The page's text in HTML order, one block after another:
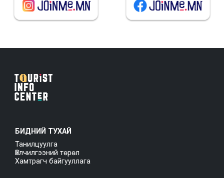
БИДНИЙ ТУХАЙ
Танилцуулга
Үйлчилгээний төрөл
Хамтрагч байгууллага